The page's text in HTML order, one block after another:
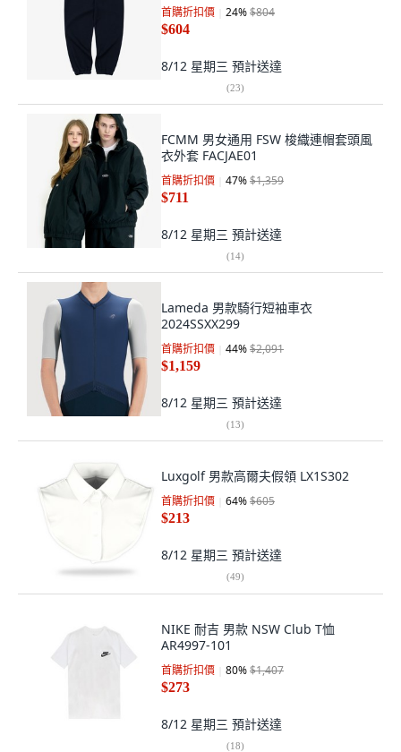
首購折扣價 24%$804
$604
8/12 星期三 預計送達
(23)
FCMM 男女通用 FSW 梭織連帽套頭風
衣外套 FACJAE01
首購折扣價 47%$1,359
$711
8/12 星期三 預計送達
(14)
Lameda 男款騎行短袖車衣
2024SSXX299
首購折扣價 44%$2,091
$1,159
8/12 星期三 預計送達
(13)
Luxgolf 男款高爾夫假領 LX1S302
首購折扣價 64%$605
$213
8/12 星期三 預計送達
(49)
NIKE 耐吉 男款 NSW Club T恤
AR4997-101
首購折扣價 80%$1,407
$273
8/12 星期三 預計送達
(18)